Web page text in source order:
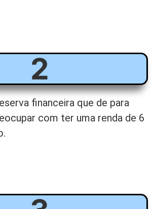
2
financeira que de para
com ter uma renda de 6